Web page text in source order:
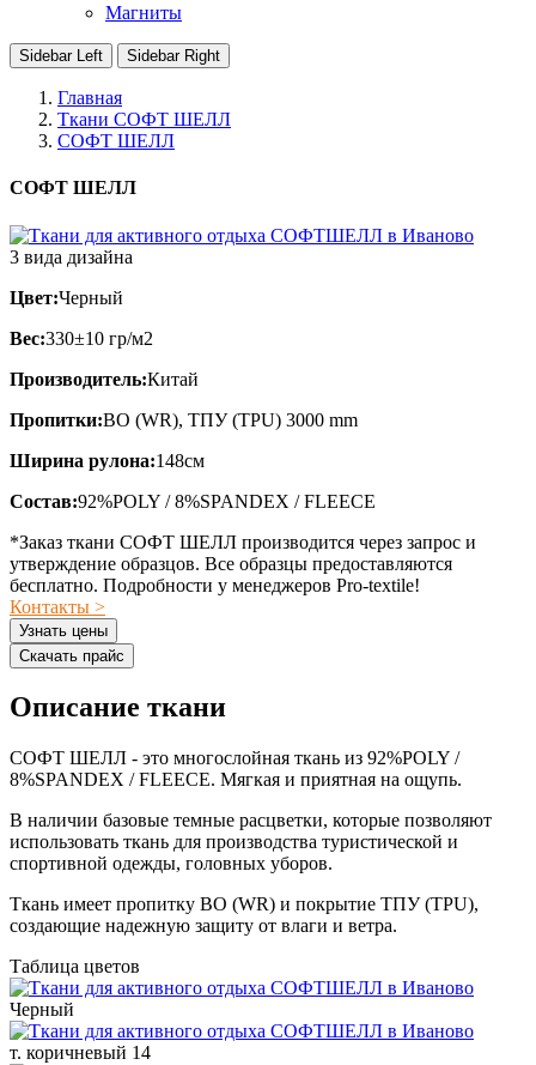
Магниты
Sidebar Left Sidebar Right
Главная
Ткани СОФТ ШЕЛЛ
СОФТ ШЕЛЛ
СОФТ ШЕЛЛ
3 вида дизайна
Цвет:Черный
Вес:330±10 гр/м2
Производитель:Китай
Пропитки:ВО (WR), TПУ (TPU) 3000 mm
Ширина рулона:148см
Состав:92%POLY / 8%SPANDEX / FLEECE
*Заказ ткани СОФТ ШЕЛЛ производится через запрос и
утверждение образцов. Все образцы предоставляются
бесплатно. Подробности у менеджеров Pro-textile!
Контакты >
Узнать цены
Скачать прайс
Описание ткани
СОФТ ШЕЛЛ - это многослойная ткань из 92%POLY /
8%SPANDEX / FLEECE. Мягкая и приятная на ощупь.
В наличии базовые темные расцветки, которые позволяют
использовать ткань для производства туристической и
спортивной одежды, головных уборов.
Ткань имеет пропитку ВО (WR) и покрытие ТПУ (TPU),
создающие надежную защиту от влаги и ветра.
Таблица цветов
Черный
т. коричневый 14